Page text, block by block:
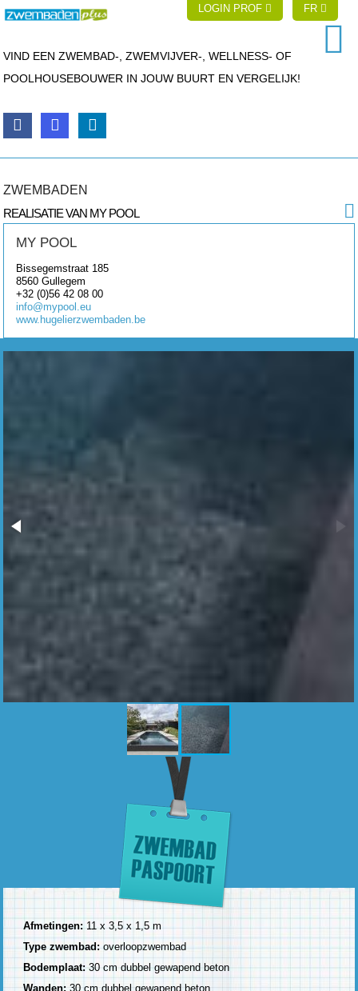
LOGIN PROF FR
VIND EEN ZWEMBAD-, ZWEMVIJVER-, WELLNESS- OF
POOLHOUSEBOUWER IN JOUW BUURT EN VERGELIJK!
ZWEMBADEN
REALISATIE VAN MY POOL
MY POOL
Bissegemstraat 185
8560Gullegem
+32 (0)56 42 08 00
info@mypool.eu
www.hugelierzwembaden.be
Afmetingen:11 x 3,5 x 1,5 m
Type zwembad:overloopzwembad
Bodemplaat:30 cm dubbel gewapend beton
Wanden: 30 cm dubbel gewapend beton